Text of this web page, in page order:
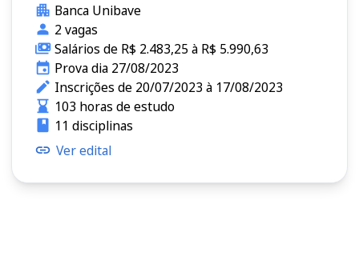
Banca Unibave
2 vagas
Salários de R$ 2.483,25 à R$ 5.990,63
Prova dia 27/08/2023
Inscrições de 20/07/2023 à 17/08/2023
103 horas de estudo
11 disciplinas
Ver edital